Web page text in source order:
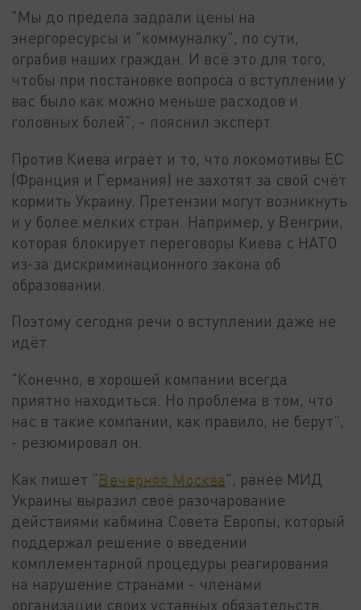
"Мы до предела задрали цены на
энергоресурсы и "коммуналку", по сути,
ограбив наших граждан. И всё это для того,
чтобы при постановке вопроса о вступлении у
вас было как можно меньше расходов и
головных болей", - пояснил эксперт.
Против Киева играет и то, что локомотивы ЕС
(Франция и Германия) не захотят за свой счёт
кормить Украину. Претензии могут возникнуть
и у более мелких стран. Например, у Венгрии,
которая блокирует переговоры Киева с НАТО
из-за дискриминационного закона об
образовании.
Поэтому сегодня речи о вступлении даже не
идёт.
"Конечно, в хорошей компании всегда
приятно находиться. Но проблема в том, что
нас в такие компании, как правило, не берут",
- резюмировал он.
Как пишет "Вечерняя Москва" , ранее МИД
Украины выразил своё разочарование
действиями кабмина Совета Европы, который
поддержал решение о введении
комплементарной процедуры реагирования
на нарушение странами - членами
организации своих уставных обязательств.